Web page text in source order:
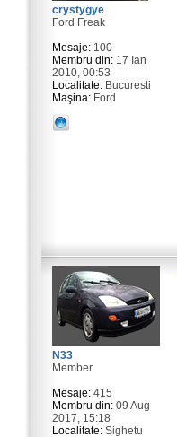
crystygye
Ford Freak
Mesaje:100
Membru din:17 Ian
2010, 00:53
Localitate:Bucuresti
Maşina:Ford
N33
Member
Mesaje:415
Membru din:09 Aug
2017, 15:18
Localitate:Sighetu